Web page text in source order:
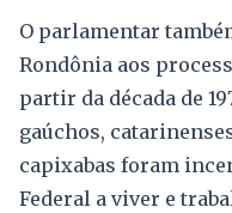
O parlamentar
Rondônia aos
partir da década de
gaúchos,
capixabas foram
Federal a viver e